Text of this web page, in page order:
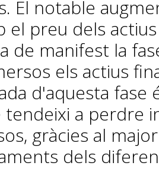
El notable
el preu dels
de manifest la
els actius
d'aquesta fase
tendeixi a perdre
gràcies al
dels